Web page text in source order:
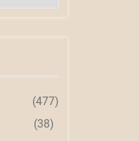
(477)
(38)